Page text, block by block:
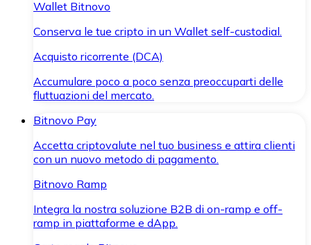
Wallet Bitnovo
Conserva le tue cripto in un Wallet self-custodial.
Acquisto ricorrente (DCA)
Accumulare poco a poco senza preoccuparti delle
fluttuazioni del mercato.
Bitnovo Pay
Accetta criptovalute nel tuo business e attira clienti
con un nuovo metodo di pagamento.
Bitnovo Ramp
Integra la nostra soluzione B2B di on-ramp e off-
ramp in piattaforme e dApp.